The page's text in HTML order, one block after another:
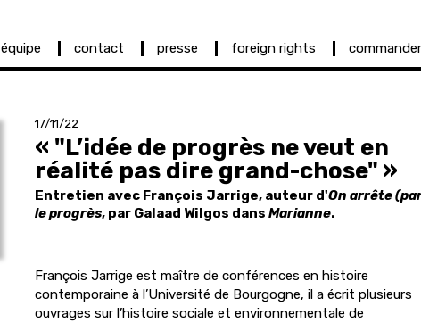
équipe contact presse foreign rights commander
17/11/22
« "L’idée de progrès ne veut en
réalité pas dire grand-chose" »
Entretien avec François Jarrige, auteur d'On arrête
le progrès, par Galaad Wilgos dans Marianne.
François Jarrige est maître de conférences en histoire
contemporaine à l’Université de Bourgogne, il a écrit plusieurs
ouvrages sur l’histoire sociale et environnementale de